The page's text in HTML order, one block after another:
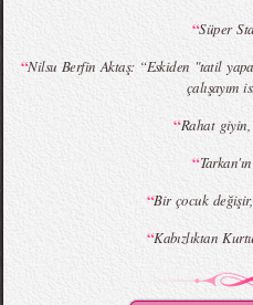
“Süper
“Nilsu Berfin Aktaş: “Eskiden "tatil
çalışayım
“Rahat
“
“Bir çocuk
“Kabızlıktan